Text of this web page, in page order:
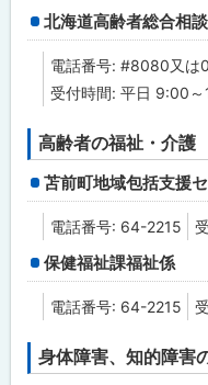
北海道高齢者総合相
電話番号: #8080又は
受付時間: 平日 9:00
高齢者の福祉・介護
苫前町地域包括支援
電話番号: 64-2215
保健福祉課福祉係
電話番号: 64-2215
身体障害、知的障害